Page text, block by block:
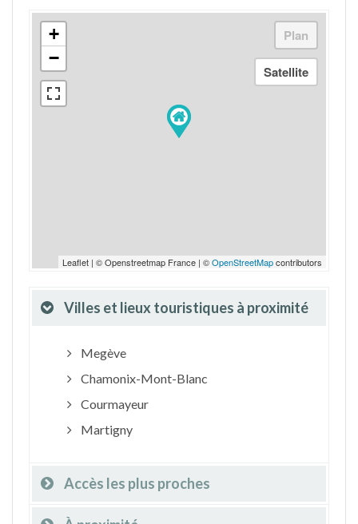
+
−
Leaflet | © Openstreetmap France | ©OpenStreetMapcontributors
Villes et lieux touristiques à proximité
Megève
Chamonix-Mont-Blanc
Courmayeur
Martigny
Accès les plus proches